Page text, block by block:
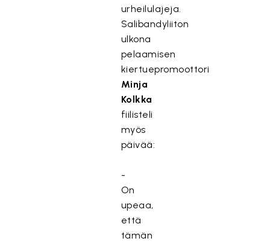
urheilulajeja.
Salibandyliiton
ulkona
pelaamisen
kiertuepromoottori
Minja
Kolkka
fiilisteli
myös
päivää:
-
On
upeaa,
että
tämän